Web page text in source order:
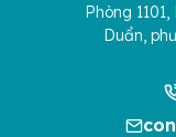
Phòng
Duẩn,